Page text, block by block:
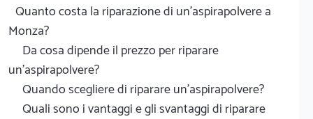
Quanto costa la riparazione di un'aspirapolvere a
Monza?
Da cosa dipende il prezzo per riparare
un'aspirapolvere?
Quando scegliere di riparare un'aspirapolvere?
Quali sono i vantaggi e gli svantaggi di riparare